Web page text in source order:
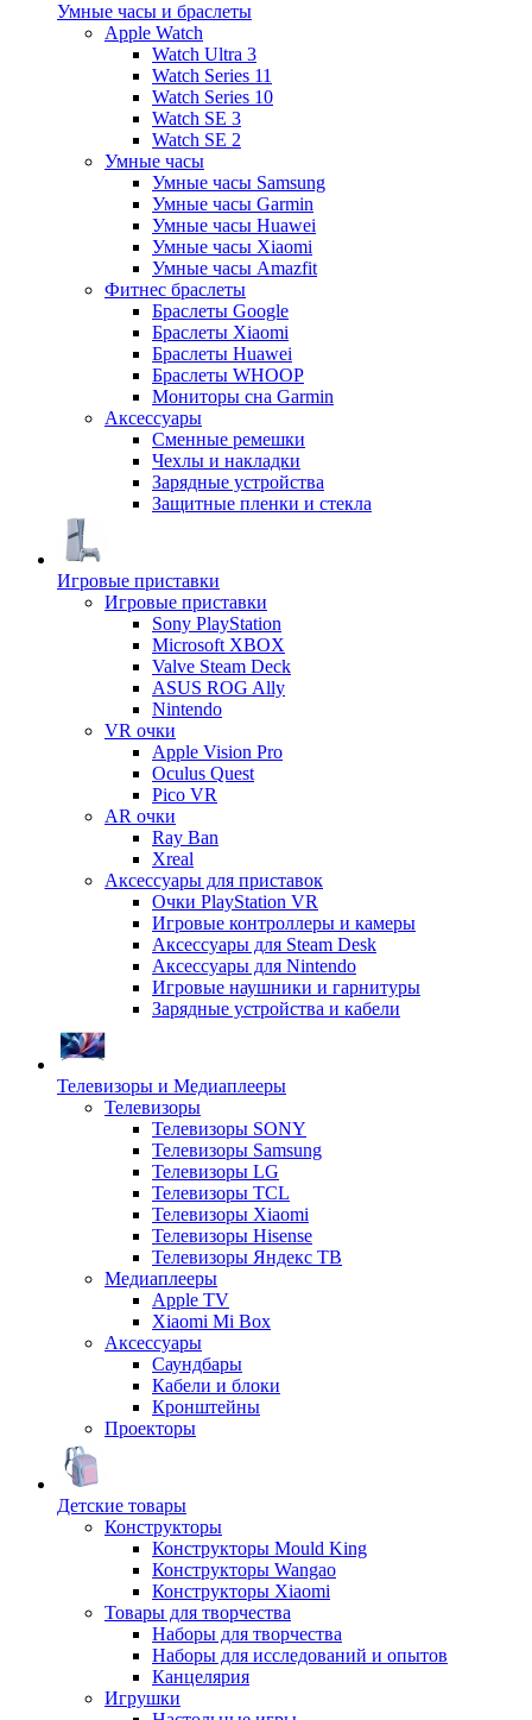
Умные часы и браслеты
Apple Watch
Watch Ultra 3
Watch Series 11
Watch Series 10
Watch SE 3
Watch SE 2
Умные часы
Умные часы Samsung
Умные часы Garmin
Умные часы Huawei
Умные часы Xiaomi
Умные часы Amazfit
Фитнес браслеты
Браслеты Google
Браслеты Xiaomi
Браслеты Huawei
Браслеты WHOOP
Мониторы сна Garmin
Аксессуары
Сменные ремешки
Чехлы и накладки
Зарядные устройства
Защитные пленки и стекла
Игровые приставки
Игровые приставки
Sony PlayStation
Microsoft XBOX
Valve Steam Deck
ASUS ROG Ally
Nintendo
VR очки
Apple Vision Pro
Oculus Quest
Pico VR
AR очки
Ray Ban
Xreal
Аксессуары для приставок
Очки PlayStation VR
Игровые контроллеры и камеры
Аксессуары для Steam Desk
Аксессуары для Nintendo
Игровые наушники и гарнитуры
Зарядные устройства и кабели
Телевизоры и Медиаплееры
Телевизоры
Телевизоры SONY
Телевизоры Samsung
Телевизоры LG
Телевизоры TCL
Телевизоры Xiaomi
Телевизоры Hisense
Телевизоры Яндекс ТВ
Медиаплееры
Apple TV
Xiaomi Mi Box
Аксессуары
Саундбары
Кабели и блоки
Кронштейны
Проекторы
Детские товары
Конструкторы
Конструкторы Mould King
Конструкторы Wangao
Конструкторы Xiaomi
Товары для творчества
Наборы для творчества
Наборы для исследований и опытов
Канцелярия
Игрушки